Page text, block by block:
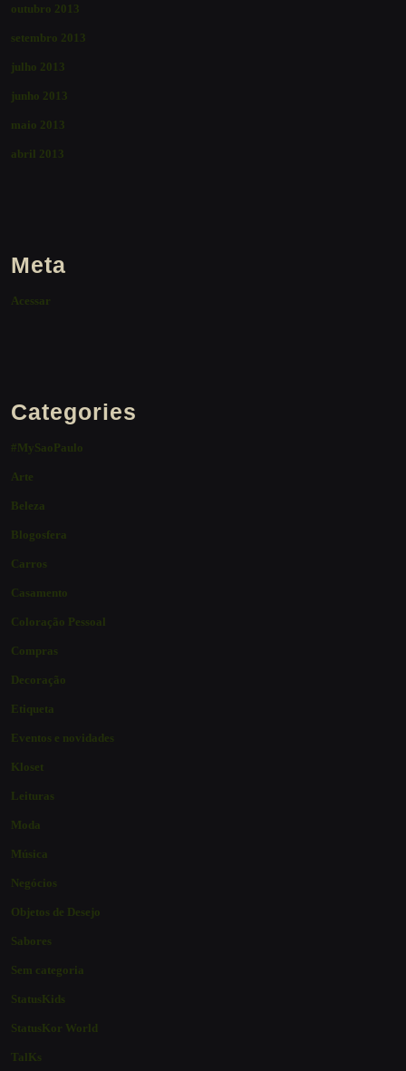
outubro 2013
setembro 2013
julho 2013
junho 2013
maio 2013
abril 2013
Meta
Acessar
Categories
#MySaoPaulo
Arte
Beleza
Blogosfera
Carros
Casamento
Coloração Pessoal
Compras
Decoração
Etiqueta
Eventos e novidades
Kloset
Leituras
Moda
Música
Negócios
Objetos de Desejo
Sabores
Sem categoria
StatusKids
StatusKor World
TalKs